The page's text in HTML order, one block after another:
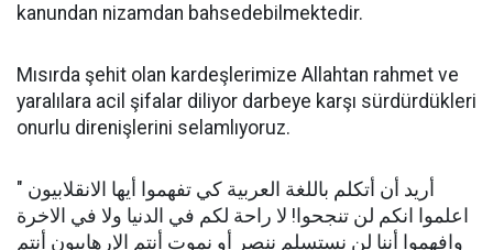
kanundan nizamdan bahsedebilmektedir.
Mısırda şehit olan kardeşlerimize Allahtan rahmet ve
yaralılara acil şifalar diliyor darbeye karşı sürdürdükleri
onurlu direnişlerini selamlıyoruz.
" أريد أن أتكلم باللغة العربية كي تفهموا أيها الانقلابيون
اعلموا انكم لن تنجحوا! لا راحة لكم في الدنيا ولا في الاخرة
وافهموا أننا لن نستسلم ننصر أو نموت أنتم الإرهابيون أنتم